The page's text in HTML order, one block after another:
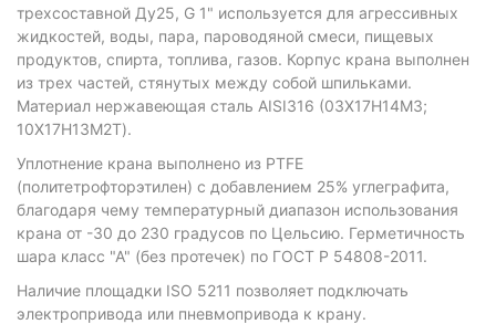
трехсоставной Ду25, G 1" используется для агрессивных
жидкостей, воды, пара, пароводяной смеси, пищевых
продуктов, спирта, топлива, газов. Корпус крана выполнен
из трех частей, стянутых между собой шпильками.
Материал нержавеющая сталь AISI316 (03Х17Н14М3;
10Х17Н13М2Т).
Уплотнение крана выполнено из PTFE
(политетрофторэтилен) с добавлением 25% углеграфита,
благодаря чему температурный диапазон использования
крана от -30 до 230 градусов по Цельсию. Герметичность
шара класс "А" (без протечек) по ГОСТ Р 54808-2011.
Наличие площадки ISO 5211 позволяет подключать
электропривода или пневмопривода к крану.